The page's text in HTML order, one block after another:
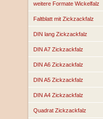
weitere Formate Wickelfalz
Faltblatt mit Zickzackfalz
DIN lang Zickzackfalz
DIN A7 Zickzackfalz
DIN A6 Zickzackfalz
DIN A5 Zickzackfalz
DIN A4 Zickzackfalz
Quadrat Zickzackfalz